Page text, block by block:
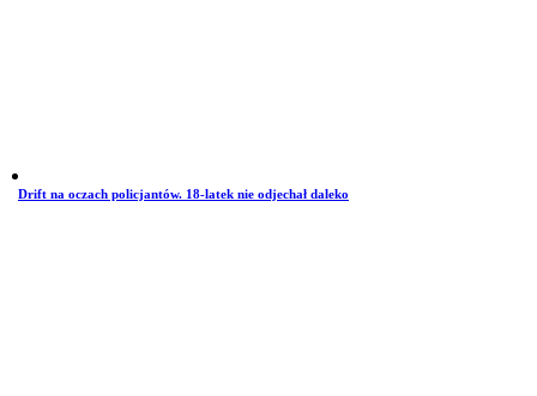
Drift na oczach policjantów. 18-latek nie odjechał daleko